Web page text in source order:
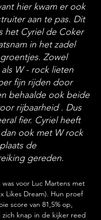
hier kwam er ook
aan te pas. Dit
het Cyriel de Coker
in het zadel
Zowel
als W - rock lieten
fijn rijden door
behaalde ook beide
rijbaarheid . Dus
fier. Cyriel heeft
dan ook met W rock
de
gereden.
voor Luc Martens met
Likes Dream). Hun proef
score van 81,5% op,
zich knap in de kijker reed